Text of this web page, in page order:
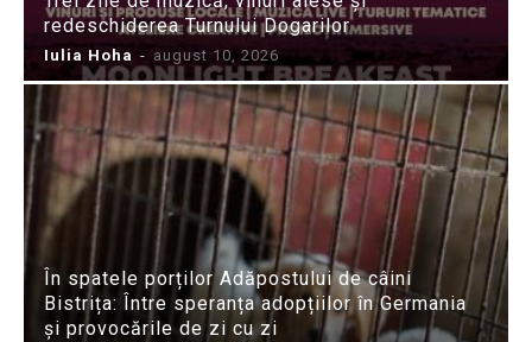
redeschiderea Turnului Dogarilor
Iulia Hoha - august 10, 2026
În spatele porților Adăpostului de câini
Bistrița: Între speranța adopțiilor în Germania
și provocările de zi cu zi